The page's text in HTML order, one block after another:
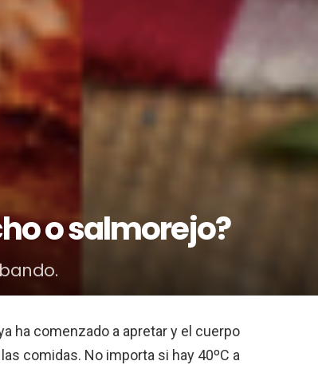
o salmorejo?
ha comenzado a apretar y el cuerpo
comidas. No importa si hay 40ºC a